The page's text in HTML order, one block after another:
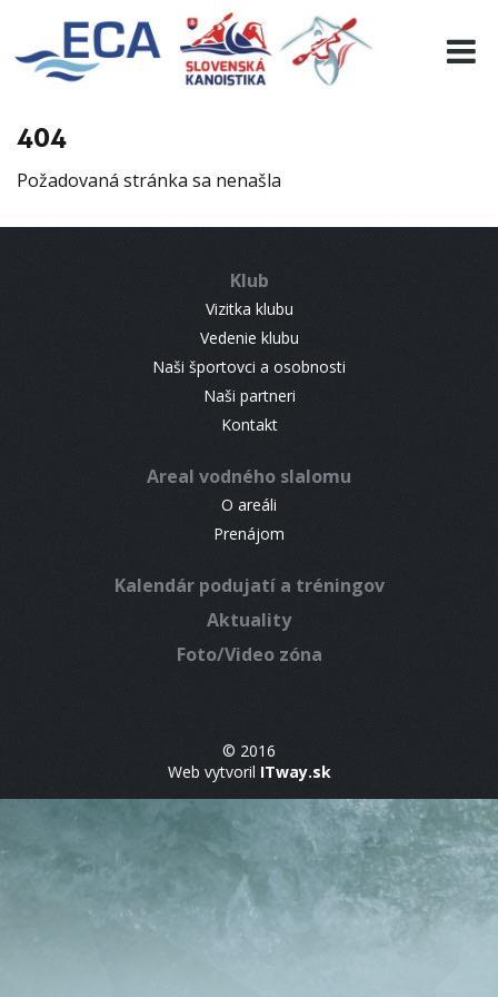
404
Požadovaná stránka sa nenašla
Klub
Vizitka klubu
Vedenie klubu
Naši športovci a osobnosti
Naši partneri
Kontakt
Areal vodného slalomu
O areáli
Prenájom
Kalendár podujatí a tréningov
Aktuality
Foto/Video zóna
© 2016
Web vytvoril ITway.sk
EURO 19
INFO
RESULTS
CONTACT